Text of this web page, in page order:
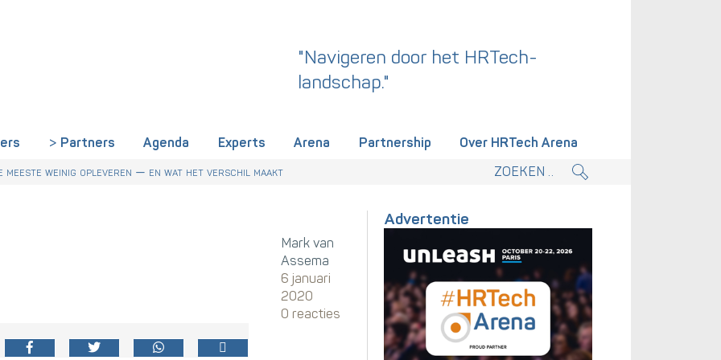
"Navigeren door het HRTech-
landschap."
Partners Agenda Experts Arena Partnership
Over HRTech Arena
kabinet. Skills-gerichte arbeidsmarkt onderdeel actieplan.
een gemeenschappelijke skillstaal nodig heeft
dit een wake-up call is voor HR in Nederland
meeste weinig opleveren — en wat het verschil maakt
Mark van
Assema
6 januari
2020
0 reacties
Advertentie